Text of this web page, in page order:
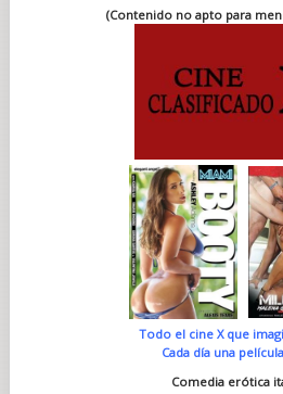
(Contenido no apto para
Todo el cine X que
Cada día una
Comedia erótica